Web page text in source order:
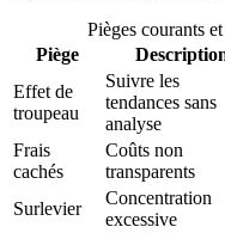
Pièges courants
Piège
Effet de
troupeau
Suivre les
tendances sans
analyse
Frais
cachés
Coûts non
transparents
Surlevier
Concentration
excessive